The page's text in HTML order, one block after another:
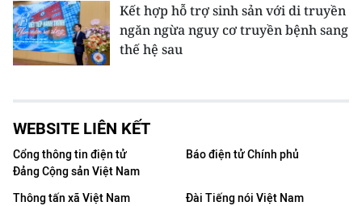
Kết hợp hỗ trợ sinh sản với di truyền
ngăn ngừa nguy cơ truyền bệnh sang
thế hệ sau
WEBSITE LIÊN KẾT
Cổng thông tin điện tử
Đảng Cộng sản Việt Nam
Báo điện tử Chính phủ
Thông tấn xã Việt Nam
Đài Tiếng nói Việt Nam